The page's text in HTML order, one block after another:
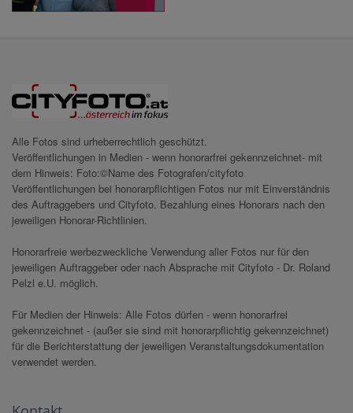
Alle Fotos sind urheberrechtlich geschützt.
Veröffentlichungen in Medien - wenn honorarfrei gekennzeichnet- mit
dem Hinweis: Foto:©Name des Fotografen/cityfoto
Veröffentlichungen bei honorarpflichtigen Fotos nur mit Einverständnis
des Auftraggebers und Cityfoto. Bezahlung eines Honorars nach den
jeweiligen Honorar-Richtlinien.
Honorarfreie werbezweckliche Verwendung aller Fotos nur für den
jeweiligen Auftraggeber oder nach Absprache mit Cityfoto - Dr. Roland
Pelzl e.U. möglich.
Für Medien der Hinweis: Alle Fotos dürfen - wenn honorarfrei
gekennzeichnet - (außer sie sind mit honorarpflichtig gekennzeichnet)
für die Berichterstattung der jeweiligen Veranstaltungsdokumentation
verwendet werden.